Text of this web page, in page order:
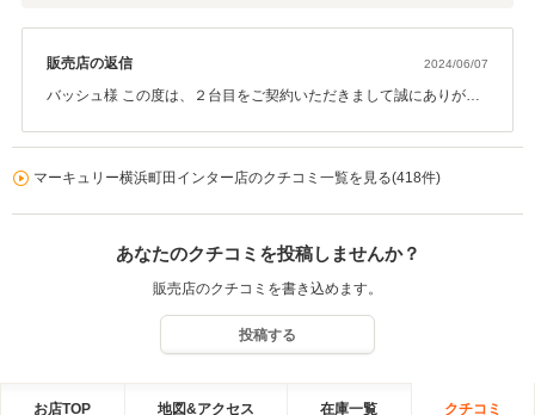
販売店の返信 2024/06/07
バッシュ様 この度は、２台目をご契約いただきまして誠にありがと
も、どうぞ宜しくお願い致します。担当 長野
マーキュリー横浜町田インター店のクチコミ一覧を見る(418件)
あなたのクチコミを投稿しませんか？
販売店のクチコミを書き込めます。
投稿する
お店TOP 地図&アクセス 在庫一覧 クチコミ